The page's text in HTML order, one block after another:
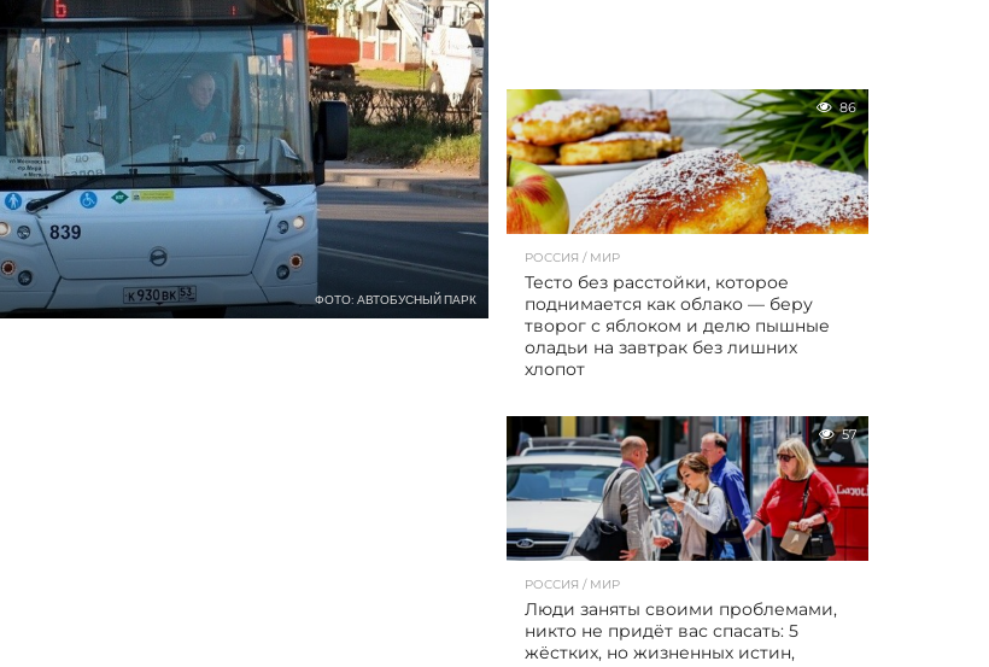
ФОТО: АВТОБУСНЫЙ ПАРК
86
РОССИЯ / МИР
Тесто без расстойки, которое
поднимается как облако — беру
творог с яблоком и делю пышные
оладьи на завтрак без лишних
хлопот
57
РОССИЯ / МИР
Люди заняты своими проблемами,
никто не придёт вас спасать: 5
жёстких, но жизненных истин,